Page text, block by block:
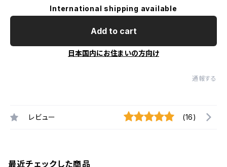
International shipping available
Add to cart
日本国内にお住まいの方向け
通報する
レビュー (16)
最近チェックした商品